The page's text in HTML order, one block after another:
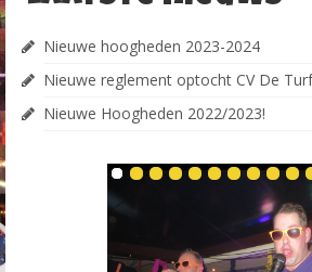
Nieuwe hoogheden 2023-2024
Nieuwe reglement optocht CV De
Nieuwe Hoogheden 2022/2023!